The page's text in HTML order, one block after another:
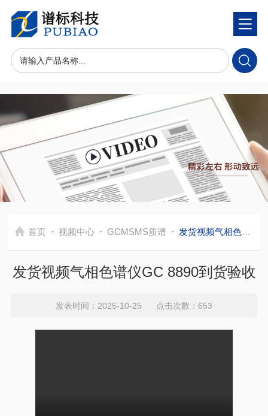
首页 - 视频中心 - GCMSMS质谱 - 发货视频气相色谱仪GC 8890到货验收
发货视频气相色谱仪GC 8890到货验收
发表时间：2025-10-25 点击次数：653